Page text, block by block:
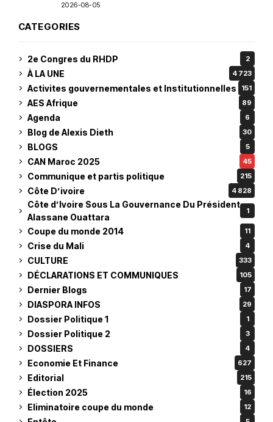
2026-08-05
CATEGORIES
2e Congres du RHDP 2
À LA UNE 4 723
Activites gouvernementales et Institutionnelles 151
AES Afrique 89
Agenda 6
Blog de Alexis Dieth 30
BLOGS 5
CAN Maroc 2025 45
Communique et partis politique 215
Côte D’ivoire 4 828
Côte d’Ivoire Sous La Gouvernance Du Président
Alassane Ouattara
1
Coupe du monde 2014 11
Crise du Mali 4
CULTURE 333
DÉCLARATIONS ET COMMUNIQUES 105
Dernier Blogs 17
DIASPORA INFOS 29
Dossier Politique 1 1
Dossier Politique 2 3
DOSSIERS 4
Economie Et Finance 627
Editorial 215
Élection 2025 16
Eliminatoire coupe du monde 12